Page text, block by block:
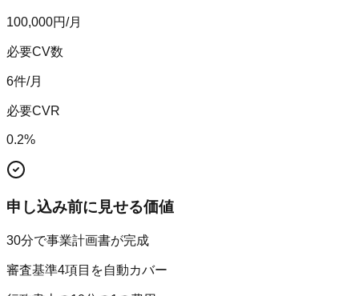
100,000円/月
必要CV数
6件/月
必要CVR
0.2%
申し込み前に見せる価値
30分で事業計画書が完成
審査基準4項目を自動カバー